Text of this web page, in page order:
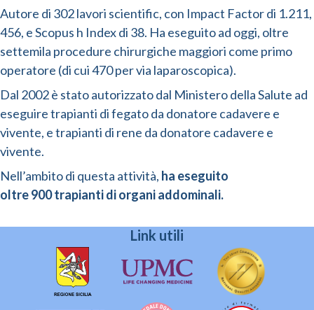
Autore di 302 lavori scientific, con Impact Factor di 1.211,
456, e Scopus h Index di 38. Ha eseguito ad oggi, oltre
settemila procedure chirurgiche maggiori come primo
operatore (di cui 470 per via laparoscopica).
Dal 2002 è stato autorizzato dal Ministero della Salute ad
eseguire trapianti di fegato da donatore cadavere e
vivente, e trapianti di rene da donatore cadavere e
vivente.
Nell’ambito di questa attività, ha eseguito
oltre 900 trapianti di organi addominali.
Link utili